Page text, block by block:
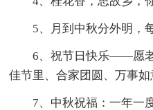
5、月到中秋分外明，
6、祝节日快乐——愿
佳节里、合家团圆、万事如
7、中秋祝福：一年一